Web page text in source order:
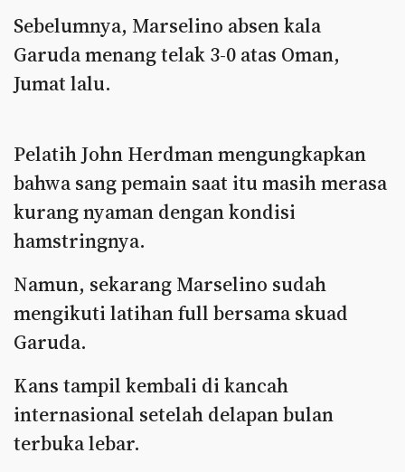
Sebelumnya, Marselino absen kala
Garuda menang telak 3-0 atas Oman,
Jumat lalu.
Pelatih John Herdman mengungkapkan
bahwa sang pemain saat itu masih merasa
kurang nyaman dengan kondisi
hamstringnya.
Namun, sekarang Marselino sudah
mengikuti latihan full bersama skuad
Garuda.
Kans tampil kembali di kancah
internasional setelah delapan bulan
terbuka lebar.